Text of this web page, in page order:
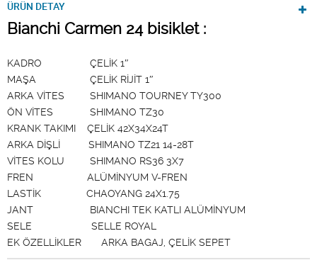
ÜRÜN DETAY
Bianchi Carmen 24 bisiklet :
KADRO ÇELİK 1″
MAŞA ÇELİK RİJİT 1″
ARKA VİTES SHIMANO TOURNEY TY300
ÖN VİTES SHIMANO TZ30
KRANK TAKIMI ÇELİK 42X34X24T
ARKA DİŞLİ SHIMANO TZ21 14-28T
VİTES KOLU SHIMANO RS36 3X7
FREN ALÜMİNYUM V-FREN
LASTİK CHAOYANG 24X1.75
JANT BIANCHI TEK KATLI ALÜMİNYUM
SELE SELLE ROYAL
EK ÖZELLİKLER ARKA BAGAJ, ÇELİK SEPET